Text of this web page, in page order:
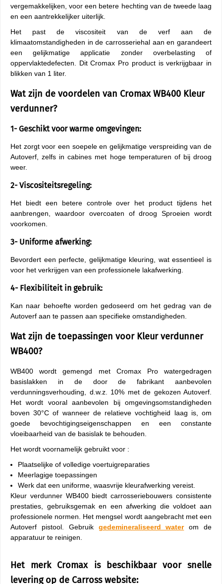
vergemakkelijken, voor een betere hechting van de tweede laag
en een aantrekkelijker uiterlijk.
Het past de viscositeit van de verf aan de
klimaatomstandigheden in de carrosseriehal aan en garandeert
een gelijkmatige applicatie zonder overbelasting of
oppervlaktedefecten. Dit Cromax Pro product is verkrijgbaar in
blikken van 1 liter.
Wat zijn de voordelen van Cromax WB400 Kleur
verdunner?
1- Geschikt voor warme omgevingen:
Het zorgt voor een soepele en gelijkmatige verspreiding van de
Autoverf, zelfs in cabines met hoge temperaturen of bij droog
weer.
2- Viscositeitsregeling:
Het biedt een betere controle over het product tijdens het
aanbrengen, waardoor overcoaten of droog Sproeien wordt
voorkomen.
3- Uniforme afwerking:
Bevordert een perfecte, gelijkmatige kleuring, wat essentieel is
voor het verkrijgen van een professionele lakafwerking.
4- Flexibiliteit in gebruik:
Kan naar behoefte worden gedoseerd om het gedrag van de
Autoverf aan te passen aan specifieke omstandigheden.
Wat zijn de toepassingen voor Kleur verdunner
WB400?
WB400 wordt gemengd met Cromax Pro watergedragen
basislakken in de door de fabrikant aanbevolen
verdunningsverhouding, d.w.z. 10% met de gekozen Autoverf.
Het wordt vooral aanbevolen bij omgevingsomstandigheden
boven 30°C of wanneer de relatieve vochtigheid laag is, om
goede bevochtigingseigenschappen en een constante
vloeibaarheid van de basislak te behouden.
Het wordt voornamelijk gebruikt voor :
Plaatselijke of volledige voertuigreparaties
Meerlagige toepassingen
Werk dat een uniforme, waasvrije kleurafwerking vereist.
Kleur verdunner WB400 biedt carrosseriebouwers consistente
prestaties, gebruiksgemak en een afwerking die voldoet aan
professionele normen. Het mengsel wordt aangebracht met een
Autoverf pistool. Gebruik gedemineraliseerd waterom de
apparatuur te reinigen.
Het merk Cromax is beschikbaar voor snelle
levering op de Carross website: